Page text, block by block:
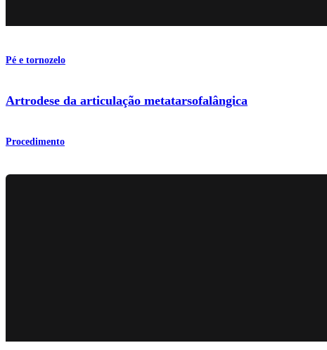
Pé e tornozelo
Artrodese da articulação metatarsofalângica
Procedimento